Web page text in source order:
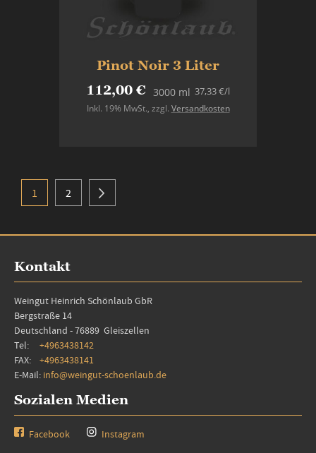
Pinot Noir 3 Liter
112,00 € 3000 ml
Inkl. 19% MwSt., zzgl. Versandkosten
37,33 €/l
Sie lesen gerade Seite
1 Seite
2
Kontakt
Weingut Heinrich Schönlaub GbR
Bergstraße 14
Deutschland - 76889 Gleiszellen
Tel: +4963438142
FAX: +4963438141
E-Mail: info@weingut-schoenlaub.de
Sozialen Medien
Facebook Instagram